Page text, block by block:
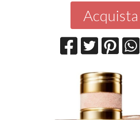
Acquista